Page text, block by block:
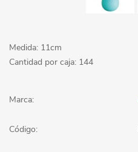
Medida: 11cm
Cantidad por caja: 144
Marca:
Código: